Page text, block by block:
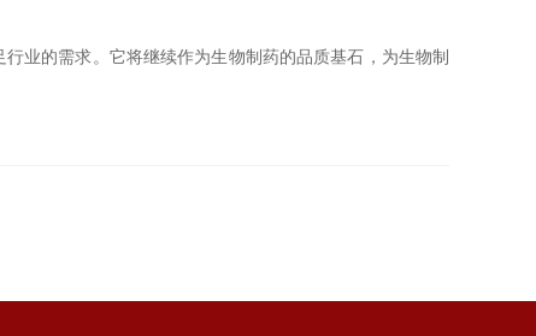
业的需求。它将继续作为生物制药的品质基石，为生物制